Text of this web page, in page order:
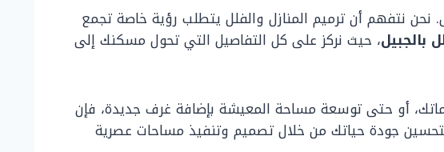
نتفهم أن ترميم المنازل والفلل يتطلب رؤية خاصة تجمع
بالجبيل، حيث نركز على كل التفاصيل التي تحول مسكنك إلى
أو حتى توسعة مساحة المعيشة بإضافة غرف جديدة، فإن
جودة حياتك من خلال تصميم وتنفيذ مساحات عصرية